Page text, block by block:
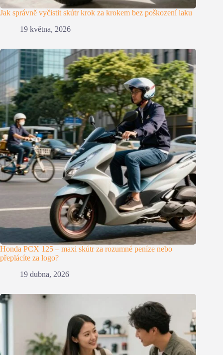
Jak správně vyčistit skútr krok za krokem bez poškození laku
19 května, 2026
Honda PCX 125 – maxi skútr za rozumné peníze nebo
přeplácíte za logo?
19 dubna, 2026